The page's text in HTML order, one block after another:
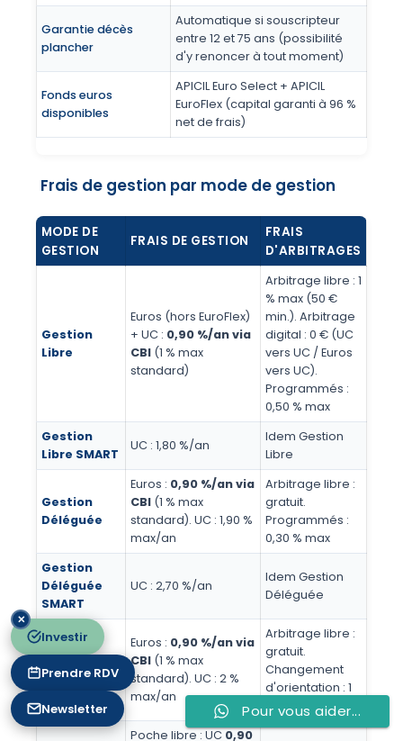
Garantie décès
plancher
Automatique si souscripteur
entre 12 et 75 ans (possibilité
d'y renoncer à tout moment)
Fonds euros
disponibles
APICIL Euro Select + APICIL
EuroFlex (capital garanti à 96 %
net de frais)
Frais de gestion par mode de gestion
MODE DE
GESTION
FRAIS DE GESTION
FRAIS
D'ARBITRAGES
Gestion
Libre
Euros (hors EuroFlex)
+ UC : 0,90 %/an via
CBI(1 % max
standard)
Arbitrage libre : 1
% max (50 €
min.). Arbitrage
digital : 0 € (UC
vers UC / Euros
vers UC).
Programmés :
0,50 % max
Gestion
Libre SMART
UC : 1,80 %/an
Idem Gestion
Libre
Gestion
Déléguée
Euros : 0,90 %/an via
CBI(1 % max
standard). UC : 1,90 %
max/an
Arbitrage libre :
gratuit.
Programmés :
0,30 % max
Gestion
Déléguée
SMART
UC : 2,70 %/an
Idem Gestion
Déléguée
Pilotée
Euros : 0,90 %/an via
CBI(1 % max
standard). UC : 2 %
max/an
Arbitrage libre :
gratuit.
Changement
d'orientation : 1
% max
Poche libre : UC 0,90
Pour vous aider...
✕
Investir
Prendre RDV
Newsletter